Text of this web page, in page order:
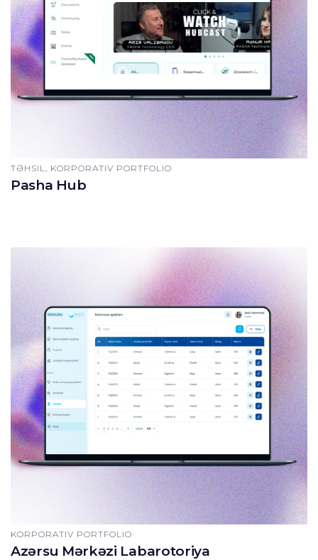
TƏHSIL, KORPORATIV PORTFOLIO
Pasha Hub
KORPORATIV PORTFOLIO
Azərsu Mərkəzi Labarotoriya